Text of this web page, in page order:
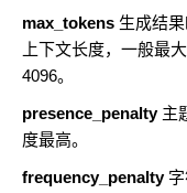
max_tokens 生成结
上下文长度，一般最
4096。
presence_penalty主
度最高。
frequency_penalty字